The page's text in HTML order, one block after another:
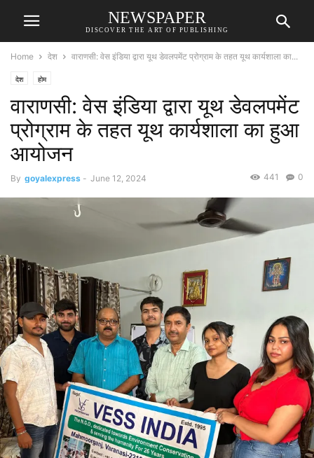
NEWSPAPER
DISCOVER THE ART OF PUBLISHING
Home देश वाराणसी: वेस इंडिया द्वारा यूथ डेवलपमेंट प्रोग्राम के तहत यूथ कार्यशाला का...
देश होम
वाराणसी: वेस इंडिया द्वारा यूथ डेवलपमेंट
प्रोग्राम के तहत यूथ कार्यशाला का हुआ
आयोजन
By goyalexpress - June 12, 2024 0
441